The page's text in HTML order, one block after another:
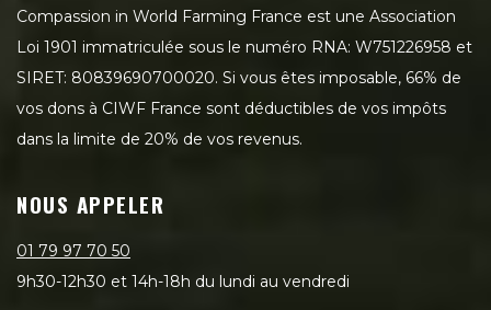
Compassion in World Farming France est une Association
Loi 1901 immatriculée sous le numéro RNA: W751226958 et
SIRET: 80839690700020. Si vous êtes imposable, 66% de
vos dons à CIWF France sont déductibles de vos impôts
dans la limite de 20% de vos revenus.
NOUS APPELER
01 79 97 70 50
9h30-12h30 et 14h-18h du lundi au vendredi